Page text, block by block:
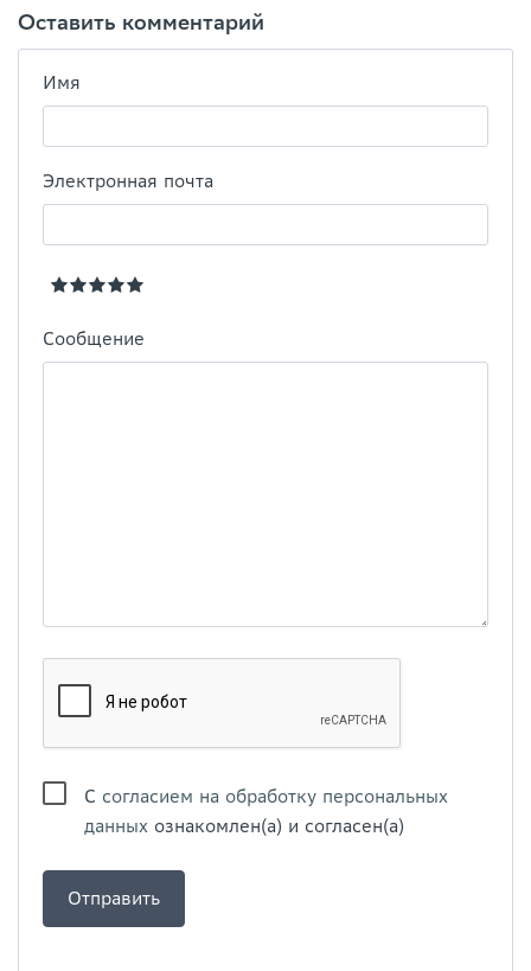
Оставить комментарий
Имя
Электронная почта
Сообщение
С согласием на обработку персональных
данных ознакомлен(а) и согласен(а)